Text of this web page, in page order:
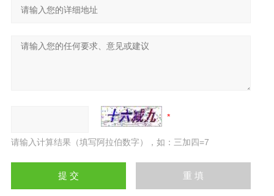
请输入计算结果（填写阿拉伯数字），如：三加四=7